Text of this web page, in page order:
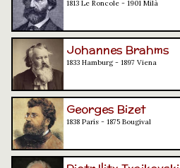
1813 Le Roncole - 1901 Milà
Johannes Brahms
1833 Hamburg - 1897 Viena
Georges Bizet
1838 París - 1875 Bougival